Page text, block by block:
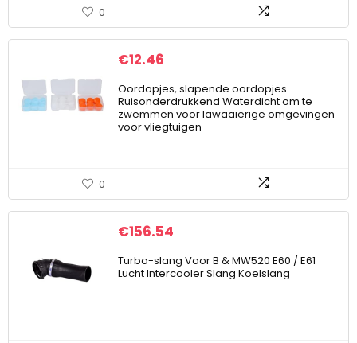
0
€12.46
Oordopjes, slapende oordopjes
Ruisonderdrukkend Waterdicht om te
zwemmen voor lawaaierige omgevingen
voor vliegtuigen
0
€156.54
Turbo-slang Voor B & MW520 E60 / E61
Lucht Intercooler Slang Koelslang